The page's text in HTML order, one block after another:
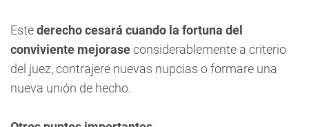
Estederecho cesará cuando la fortuna del
conviviente mejoraseconsiderablemente a criterio
del juez, contrajere nuevas nupcias o formare una
nueva unión de hecho.